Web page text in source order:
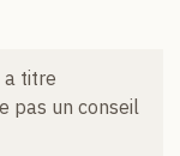
a titre
pas un conseil